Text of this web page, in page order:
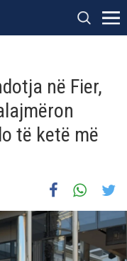
në Fier,
të ketë më